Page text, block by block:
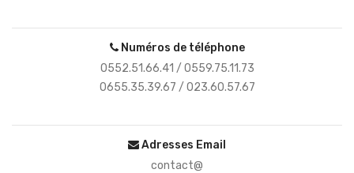
Numéros de téléphone
0552.51.66.41 / 0559.75.11.73
0655.35.39.67 / 023.60.57.67
Adresses Email
contact@